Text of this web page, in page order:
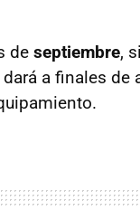
de septiembre,
a finales de